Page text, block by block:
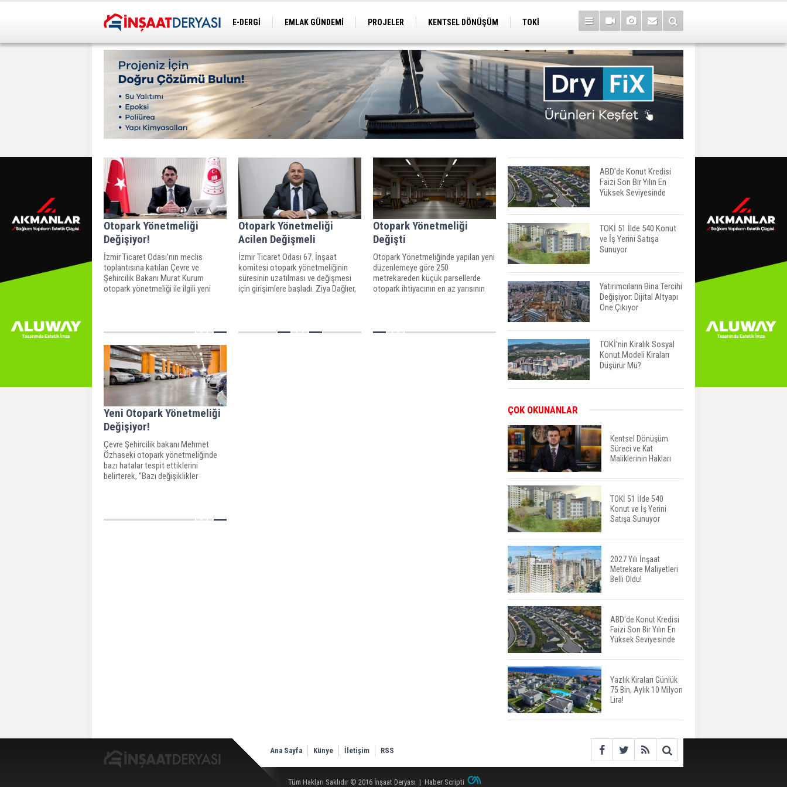
E-DERGİ EMLAK GÜNDEMİ PROJELER KENTSEL DÖNÜŞÜM
TOKİ
Otopark Yönetmeliği
Değişiyor!
İzmir Ticaret Odası’nın meclis
toplantısına katılan Çevre ve
Şehircilik Bakanı Murat Kurum
otopark yönetmeliği ile ilgili yeni
çözebileceğini söyledi.
Otopark Yönetmeliği
Acilen Değişmeli
İzmir Ticaret Odası 67. İnşaat
komitesi otopark yönetmeliğinin
süresinin uzatılması ve değişmesi
için girişimlere başladı. Ziya Dağlıer,
Otopark Yönetmeliği
Değişti
Otopark Yönetmeliğinde yapılan yeni
düzenlemeye göre 250
metrekareden küçük parsellerde
otopark ihtiyacının en az yarısının
azaltılabilecek...
Yeni Otopark Yönetmeliği
Değişiyor!
Çevre Şehircilik bakanı Mehmet
Özhaseki otopark yönetmeliğinde
bazı hatalar tespit ettiklerini
belirterek, "Bazı değişiklikler
ABD'de Konut Kredisi
Faizi Son Bir Yılın En
Yüksek Seviyesinde
TOKİ 51 İlde 540 Konut
ve İş Yerini Satışa
Sunuyor
Yatırımcıların Bina Tercihi
Değişiyor: Dijital Altyapı
Öne Çıkıyor
TOKİ'nin Kiralık Sosyal
Konut Modeli Kiraları
Düşürür Mü?
Yüzde 16,2 Arttı
Konut Satışları Güçlü
Seyrini Korudu Yabancıya
Satış Geriledi
ABD'de İnşaat
Harcamaları Geriledi
Tercih Döneminde
Barınma Telaşı Başladı
Aileden Miras Kalan Ev
Nasıl Satılır?
İstanbul'da 15 Bin Kiralık
Sosyal Konut Eylülde
Kiraya Verilecek
ÇOK OKUNANLAR
Kentsel Dönüşüm
Süreci ve Kat
Maliklerinin Hakları
TOKİ 51 İlde 540
Konut ve İş Yerini
Satışa Sunuyor
2027 Yılı İnşaat
Metrekare Maliyetleri
Belli Oldu!
ABD'de Konut Kredisi
Faizi Son Bir Yılın En
Yüksek Seviyesinde
Yazlık Kiraları Günlük
75 Bin, Aylık 10 Milyon
Lira!
Ana Sayfa Künye İletişim RSS
Tüm Hakları Saklıdır © 2016 İnşaat Deryası | Haber Scripti